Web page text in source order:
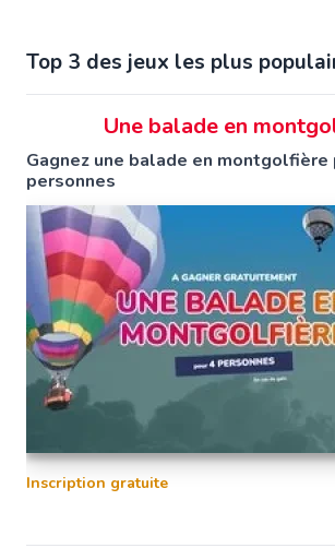
Top 3 des jeux les plus
Une balade en
Gagnez une balade en montgolfière
personnes
Inscription gratuite